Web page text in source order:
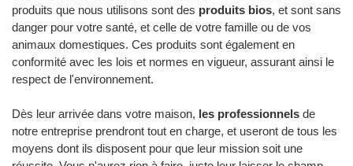
produits que nous utilisons sont des produits bios, et sont sans
danger pour votre santé, et celle de votre famille ou de vos
animaux domestiques. Ces produits sont également en
conformité avec les lois et normes en vigueur, assurant ainsi le
respect de l'environnement.
Dès leur arrivée dans votre maison, les professionnels de
notre entreprise prendront tout en charge, et useront de tous les
moyens dont ils disposent pour que leur mission soit une